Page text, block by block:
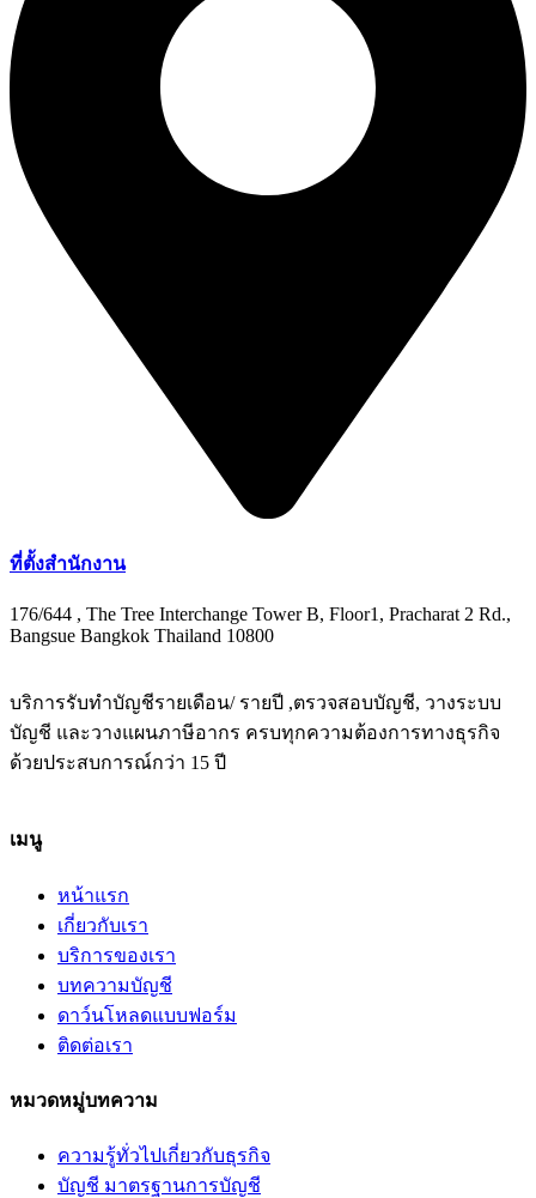
ที่ตั้งสำนักงาน
176/644 , The Tree Interchange Tower B, Floor1, Pracharat 2 Rd.,
Bangsue Bangkok Thailand 10800
บริการรับทำบัญชีรายเดือน/ รายปี ,ตรวจสอบบัญชี, วางระบบ
บัญชี และวางแผนภาษีอากร ครบทุกความต้องการทางธุรกิจ
ด้วยประสบการณ์กว่า 15 ปี
เมนู
หน้าแรก
เกี่ยวกับเรา
บริการของเรา
บทความบัญชี
ดาว์นโหลดแบบฟอร์ม
ติดต่อเรา
หมวดหมู่บทความ
ความรู้ทั่วไปเกี่ยวกับธุรกิจ
บัญชี มาตรฐานการบัญชี